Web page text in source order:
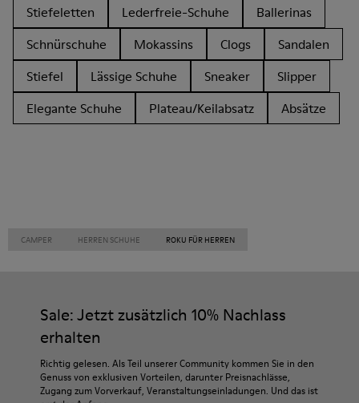
Stiefeletten Lederfreie-Schuhe
Ballerinas
Schnürschuhe
Mokassins Clogs
Sandalen
Stiefel
Lässige Schuhe Sneaker
Slipper
Elegante Schuhe
Plateau/Keilabsatz Absätze
CAMPER HERREN SCHUHE ROKU FÜR HERREN
Sale: Jetzt zusätzlich 10% Nachlass
erhalten
Richtig gelesen. Als Teil unserer Community kommen Sie in den
Genuss von exklusiven Vorteilen, darunter Preisnachlässe,
Zugang zum Vorverkauf, Veranstaltungseinladungen. Und das ist